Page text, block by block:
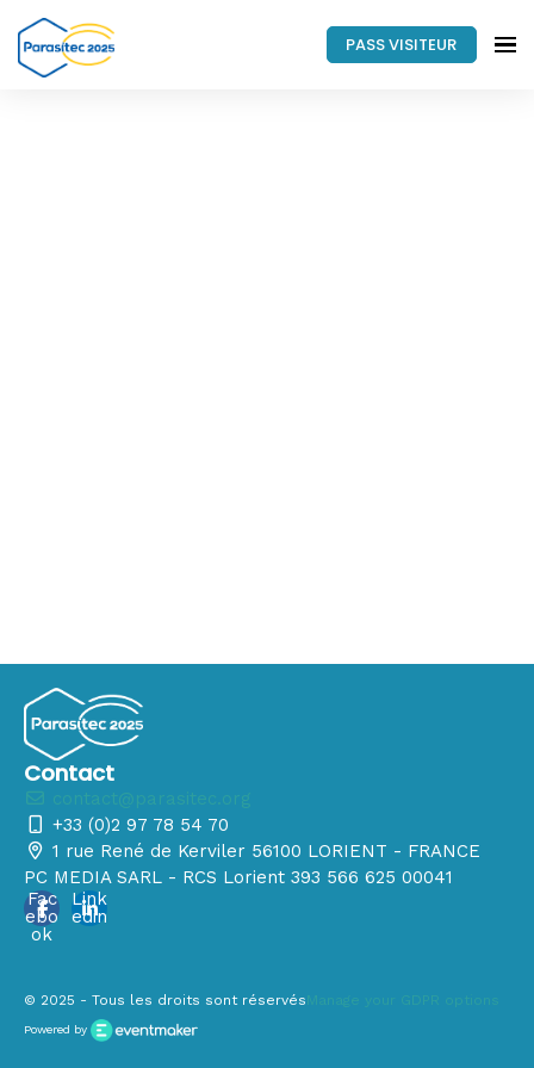
PASS VISITEUR
Contact
+33 (0)2 97 78 54 70
1 rue René de Kerviler 56100 LORIENT - FRANCE
PC MEDIA SARL - RCS Lorient 393 566 625 00041
Fac
ebo
ok
Link
edin
© 2025 - Tous les droits sont réservés
Powered by